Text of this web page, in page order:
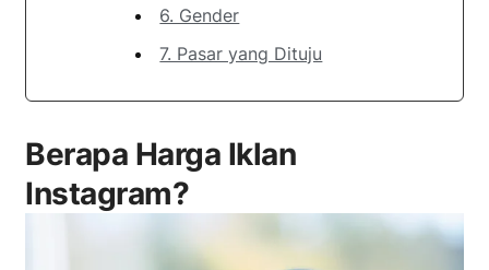
6. Gender
7. Pasar yang Dituju
Berapa Harga Iklan
Instagram?